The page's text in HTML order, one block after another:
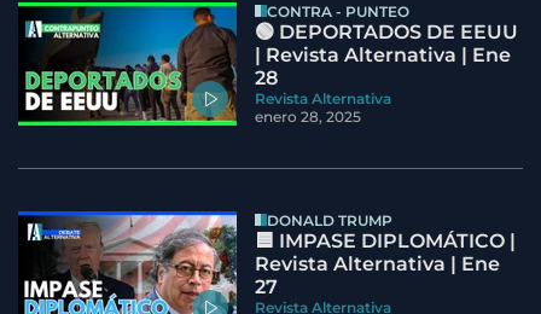
CONTRA - PUNTEO
🟢 DEPORTADOS DE EEUU
| Revista Alternativa | Ene
28
Revista Alternativa
enero 28, 2025
DONALD TRUMP
🟦 IMPASE DIPLOMÁTICO |
Revista Alternativa | Ene
27
Revista Alternativa